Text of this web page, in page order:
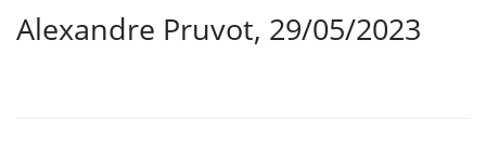
Alexandre Pruvot, 29/05/2023